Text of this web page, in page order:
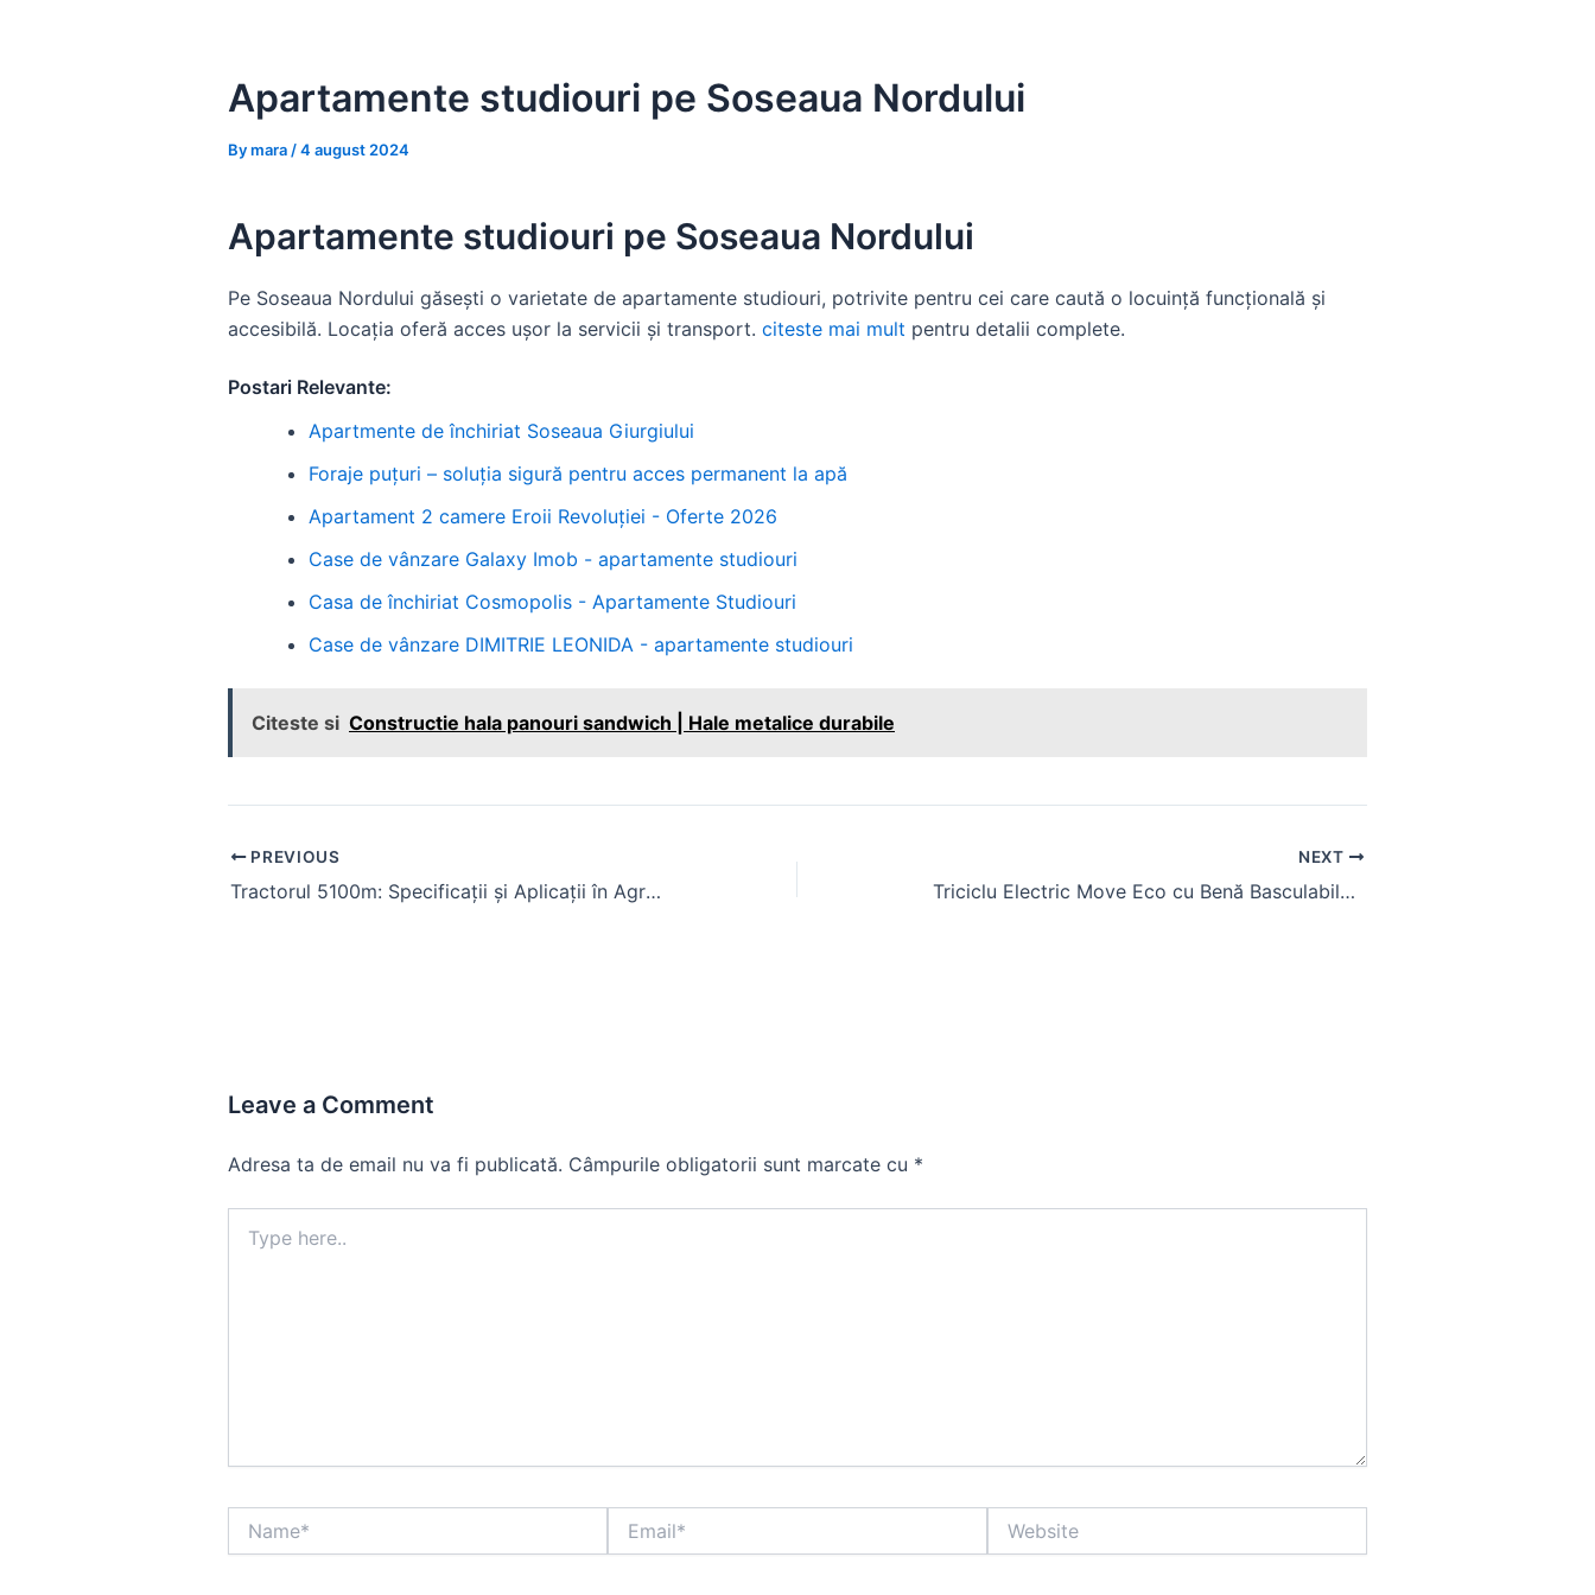
Apartamente studiouri pe Soseaua Nordului
Bymara /4 august 2024
Apartamente studiouri pe Soseaua Nordului
Pe Soseaua Nordului găsești o varietate de apartamente studiouri, potrivite pentru cei care caută o locuință funcțională și
accesibilă. Locația oferă acces ușor la servicii și transport. citeste mai mult pentru detalii complete.
Postari Relevante:
Apartmente de închiriat Soseaua Giurgiului
Foraje puțuri – soluția sigură pentru acces permanent la apă
Apartament 2 camere Eroii Revoluției - Oferte 2026
Case de vânzare Galaxy Imob - apartamente studiouri
Casa de închiriat Cosmopolis - Apartamente Studiouri
Case de vânzare DIMITRIE LEONIDA - apartamente studiouri
Citeste si Constructie hala panouri sandwich | Hale metalice durabile
Post
navigation
PREVIOUS
Tractorul 5100m: Specificații și Aplicații în Agricultura Modernă
NEXT
Triciclu Electric Move Eco cu Benă Basculabilă: Utilitate și Mobilitate
Leave a Comment
Adresa ta de email nu va fi publicată. Câmpurile obligatorii sunt marcate cu *
here..